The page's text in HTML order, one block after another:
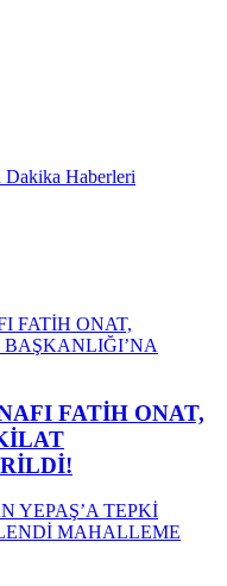
FATİH ONAT,